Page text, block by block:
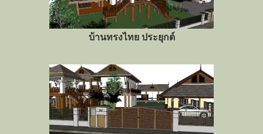
บ้านทรงไทย ประยุกต์